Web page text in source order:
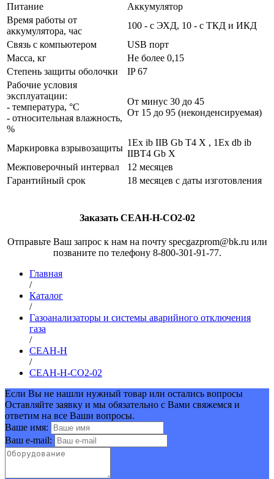
Питание
Аккумулятор
Время работы от
аккумулятора, час
100 - с ЭХД, 10 - с ТКД и ИКД
Связь с компьютером
USB порт
Масса, кг
Не более 0,15
Степень защиты оболочки
IP 67
Рабочие условия
эксплуатации:
- температура, °С
- относительная влажность,
%
От минус 30 до 45
От 15 до 95 (неконденсируемая)
Маркировка взрывозащиты
1Ex ib IIB Gb T4 X , 1Ex db ib
IIBT4 Gb X
Межповерочный интервал
12 месяцев
Гарантийный срок
18 месяцев с даты изготовления
Заказать СЕАН-Н-СО2-02
Отправьте Ваш запрос к нам на почту specgazprom@bk.ru или
позваните по телефону 8-800-301-91-77.
Главная
/
Каталог
/
Газоанализаторы и системы аварийного отключения
газа
/
СЕАН-Н
/
СЕАН-Н-СО2-02
Если Вы не нашли нужный товар или остались вопросы
Оставляйте заявку и мы обязательно с Вами свяжемся и
ответим на все Ваши вопросы.
Ваше имя:
Ваш e-mail: